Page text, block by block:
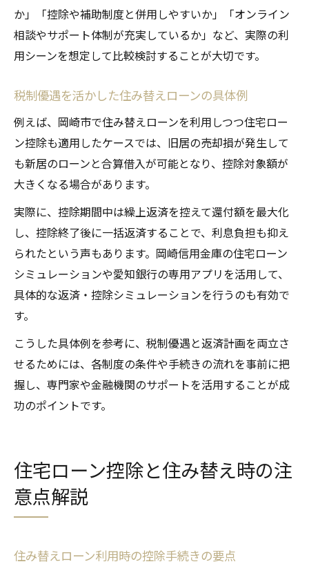
か」「控除や補助制度と併用しやすいか」「オンライン
相談やサポート体制が充実しているか」など、実際の利
用シーンを想定して比較検討することが大切です。
税制優遇を活かした住み替えローンの具体例
例えば、岡崎市で住み替えローンを利用しつつ住宅ロー
ン控除も適用したケースでは、旧居の売却損が発生して
も新居のローンと合算借入が可能となり、控除対象額が
大きくなる場合があります。
実際に、控除期間中は繰上返済を控えて還付額を最大化
し、控除終了後に一括返済することで、利息負担も抑え
られたという声もあります。岡崎信用金庫の住宅ローン
シミュレーションや愛知銀行の専用アプリを活用して、
具体的な返済・控除シミュレーションを行うのも有効で
す。
こうした具体例を参考に、税制優遇と返済計画を両立さ
せるためには、各制度の条件や手続きの流れを事前に把
握し、専門家や金融機関のサポートを活用することが成
功のポイントです。
住宅ローン控除と住み替え時の注
意点解説
住み替えローン利用時の控除手続きの要点